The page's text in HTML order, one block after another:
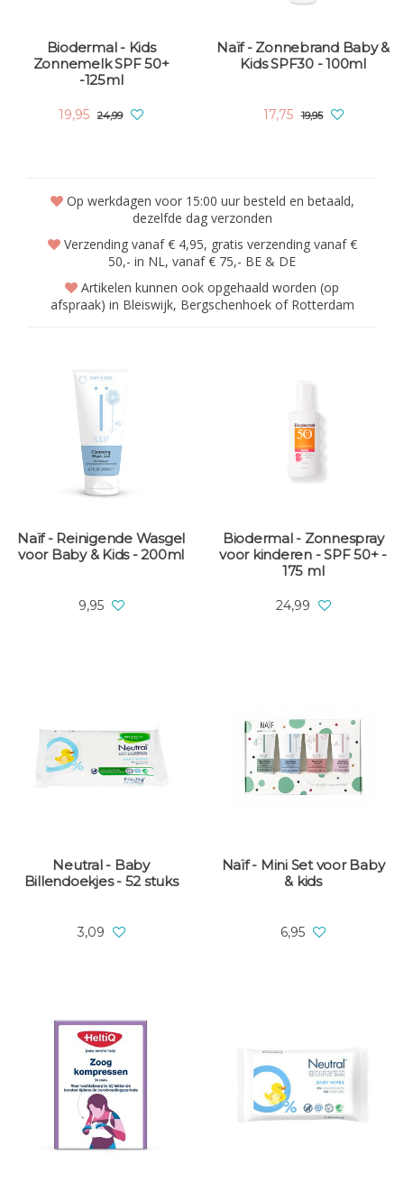
Biodermal - Kids
Zonnemelk SPF 50+
-125ml
19,95 24,99
Naïf - Zonnebrand Baby &
Kids SPF30 - 100ml
17,75 19,95
Op werkdagen voor 15:00 uur besteld en betaald,
dezelfde dag verzonden
Verzending vanaf € 4,95, gratis verzending vanaf €
50,- in NL, vanaf € 75,- BE & DE
Artikelen kunnen ook opgehaald worden (op
afspraak) in Bleiswijk, Bergschenhoek of Rotterdam
Naïf - Reinigende Wasgel
voor Baby & Kids - 200ml
9,95
Biodermal - Zonnespray
voor kinderen - SPF 50+ -
175 ml
24,99
Neutral - Baby
Billendoekjes - 52 stuks
3,09
Naïf - Mini Set voor Baby
& kids
6,95